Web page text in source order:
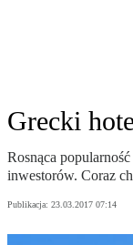
Grecki
Rosnąca
inwestorów. Coraz
Publikacja: 23.03.2017 07:14